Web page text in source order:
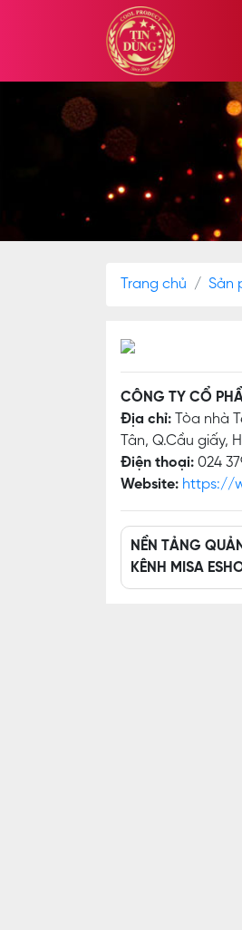
Trang chủ Sản
CÔNG TY CỔ
Địa chỉ: Tòa nhà
Tân, Q.Cầu giấy,
Điện thoại: 024
Website: https://
NỀN TẢNG
KÊNH MISA